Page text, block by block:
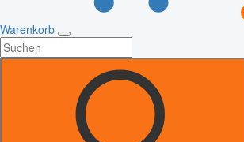
Warenkorb